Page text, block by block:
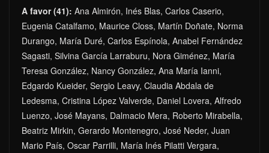
A favor (41): Ana Almirón, Inés Blas, Carlos Caserio,
Eugenia Catalfamo, Maurice Closs, Martín Doñate, Norma
Durango, María Duré, Carlos Espínola, Anabel Fernández
Sagasti, Silvina García Larraburu, Nora Giménez, María
Teresa González, Nancy González, Ana María Ianni,
Edgardo Kueider, Sergio Leavy, Claudia Abdala de
Ledesma, Cristina López Valverde, Daniel Lovera, Alfredo
Luenzo, José Mayans, Dalmacio Mera, Roberto Mirabella,
Beatriz Mirkin, Gerardo Montenegro, José Neder, Juan
Mario País, Oscar Parrilli, María Inés Pilatti Vergara,